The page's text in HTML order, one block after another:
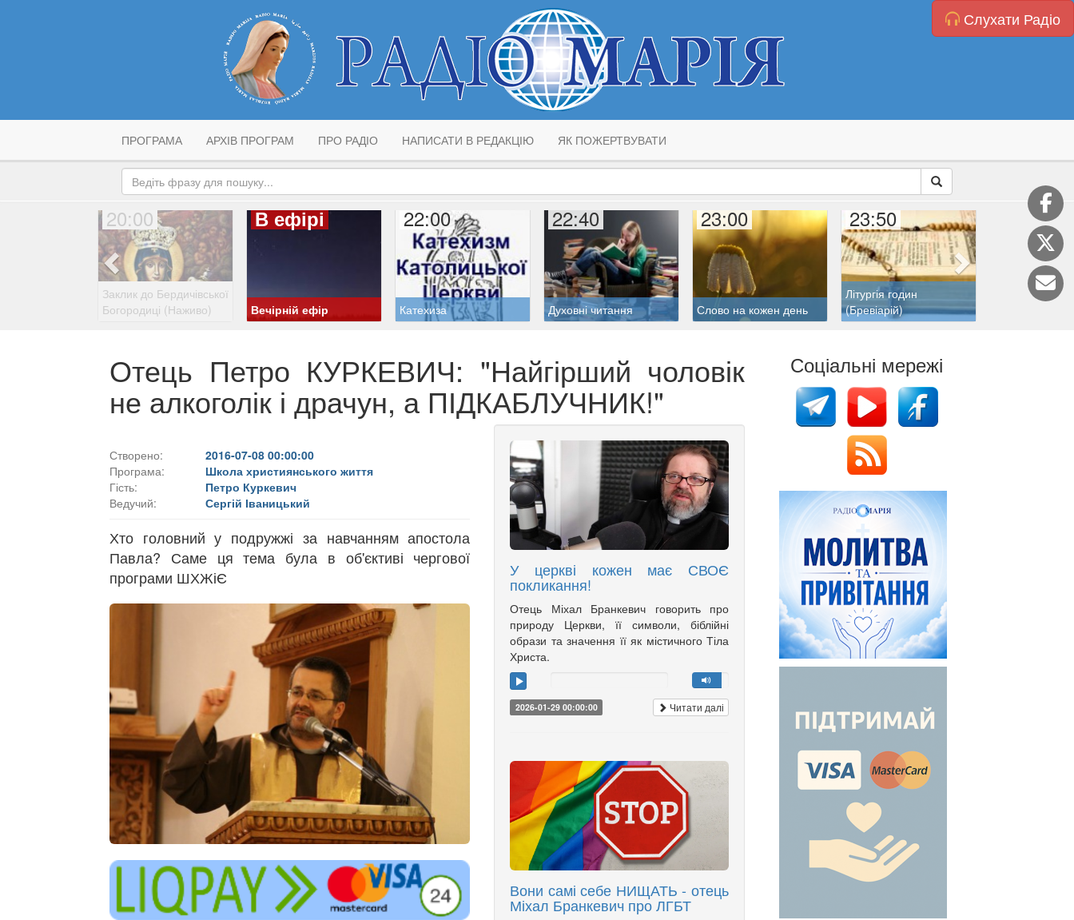
Слухати Радіо
ПРОГРАМА АРХІВ ПРОГРАМ ПРО РАДІО НАПИСАТИ В РЕДАКЦІЮ ЯК ПОЖЕРТВУВАТИ
20:00
Заклик до Бердичівської
Богородиці (Наживо)
В ефірі
Вечірній ефір
22:00
Катехиза
22:40
Духовні читання
23:00
Слово на кожен день
23:50
Літургія годин
(Бревіарій)
00:00
Отець Петро КУРКЕВИЧ: "Найгірший чоловік
не алкоголік і драчун, а ПІДКАБЛУЧНИК!"
Створено:
2016-07-08 00:00:00
Програма:
Школа християнського життя
Гість:
Петро Куркевич
Ведучий:
Сергій Іваницький
Хто головний у подружжі за навчанням апостола
Павла? Саме ця тема була в об'єктиві чергової
програми ШХЖіЄ
У церкві кожен має СВОЄ
покликання!
Отець Міхал Бранкевич говорить про
природу Церкви, її символи, біблійні
образи та значення її як містичного Тіла
Христа.
2026-01-29 00:00:00 Читати далі
Вони самі себе НИЩАТЬ - отець
Міхал Бранкевич про ЛГБТ
Соціальні мережі